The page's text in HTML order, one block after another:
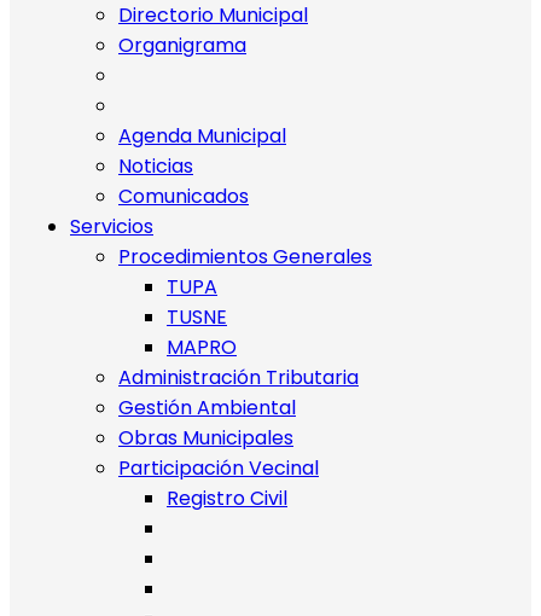
Directorio Municipal
Organigrama
Agenda Municipal
Noticias
Comunicados
Servicios
Procedimientos Generales
TUPA
TUSNE
MAPRO
Administración Tributaria
Gestión Ambiental
Obras Municipales
Participación Vecinal
Registro Civil